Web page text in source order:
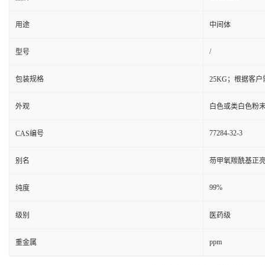
用途 中间体
型号 /
包装规格 25KG；根据客户
外观 白色或类白色粉
CAS编号 77284-32-3
别名 芴甲氧羰酰基正
纯度 99%
级别 医药级
重金属 ppm